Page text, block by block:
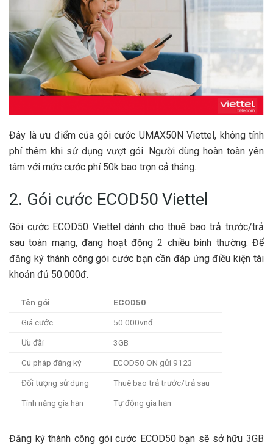
Đây là ưu điểm của gói cước UMAX50N Viettel, không tính
phí thêm khi sử dụng vượt gói. Người dùng hoàn toàn yên
tâm với mức cước phí 50k bao trọn cả tháng.
2. Gói cước ECOD50 Viettel
Gói cước ECOD50 Viettel dành cho thuê bao trả trước/trả
sau toàn mạng, đang hoạt động 2 chiều bình thường. Để
đăng ký thành công gói cước bạn cần đáp ứng điều kiện tài
khoản đủ 50.000đ.
Tên gói ECOD50
Giá cước 50.000vnđ
Ưu đãi 3GB
Cú pháp đăng ký ECOD50 ON gửi 9123
Đối tượng sử dụng Thuê bao trả trước/trả sau
Tính năng gia hạn Tự động gia hạn
Đăng ký thành công gói cước ECOD50 bạn sẽ sở hữu 3GB